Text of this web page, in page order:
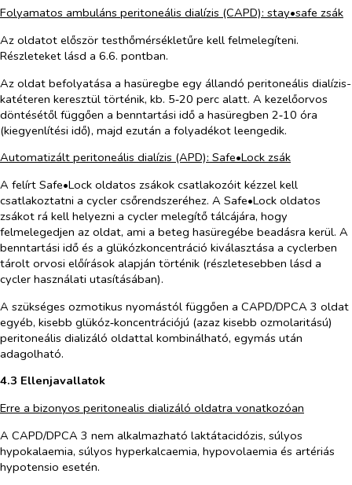
Folyamatos ambuláns peritoneális dialízis (CAPD): stay•safe zsák
Az oldatot először testhőmérsékletűre kell felmelegíteni.
Részleteket lásd a 6.6. pontban.
Az oldat befolyatása a hasüregbe egy állandó peritoneális dialízis-
katéteren keresztül történik, kb. 5‑20 perc alatt. A kezelőorvos
döntésétől függően a benntartási idő a hasüregben 2‑10 óra
(kiegyenlítési idő), majd ezután a folyadékot leengedik.
Automatizált peritoneális dialízis (APD): Safe•Lock zsák
A felírt Safe•Lock oldatos zsákok csatlakozóit kézzel kell
csatlakoztatni a cycler csőrendszeréhez. A Safe•Lock oldatos
zsákot rá kell helyezni a cycler melegítő tálcájára, hogy
felmelegedjen az oldat, ami a beteg hasüregébe beadásra kerül. A
benntartási idő és a glükózkoncentráció kiválasztása a cyclerben
tárolt orvosi előírások alapján történik (részletesebben lásd a
cycler használati utasításában).
A szükséges ozmotikus nyomástól függően a CAPD/DPCA 3 oldat
egyéb, kisebb glükóz‑koncentrációjú (azaz kisebb ozmolaritású)
peritoneális dializáló oldattal kombinálható, egymás után
adagolható.
4.3 Ellenjavallatok
Erre a bizonyos peritonealis dializáló oldatra vonatkozóan
A CAPD/DPCA 3 nem alkalmazható laktátacidózis, súlyos
hypokalaemia, súlyos hyperkalcaemia, hypovolaemia és artériás
hypotensio esetén.